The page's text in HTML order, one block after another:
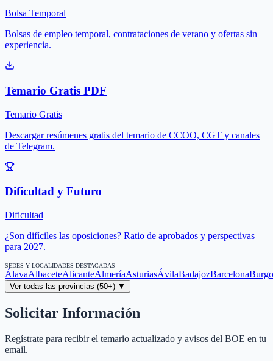
Bolsa Temporal
Bolsas de empleo temporal, contrataciones de verano y ofertas sin
experiencia.
Temario Gratis PDF
Temario Gratis
Descargar resúmenes gratis del temario de CCOO, CGT y canales
de Telegram.
Dificultad y Futuro
Dificultad
¿Son difíciles las oposiciones? Ratio de aprobados y perspectivas
para 2027.
SEDES Y LOCALIDADES DESTACADAS
ÁlavaAlbaceteAlicanteAlmeríaAsturiasÁvilaBadajozBarcelona
Ver todas las provincias (50+) ▼
Solicitar Información
Regístrate para recibir el temario actualizado y avisos del BOE en tu
email.